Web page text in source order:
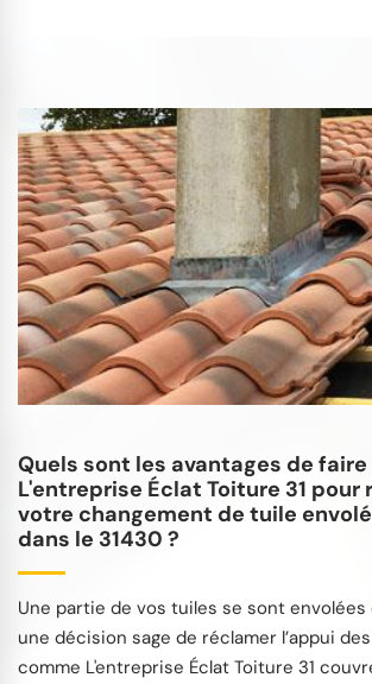
Quels sont les avantages de faire
L'entreprise Éclat Toiture 31 pour
votre changement de tuile
dans le 31430 ?
Une partie de vos tuiles se sont envolées
une décision sage de réclamer l’appui
comme L'entreprise Éclat Toiture 31